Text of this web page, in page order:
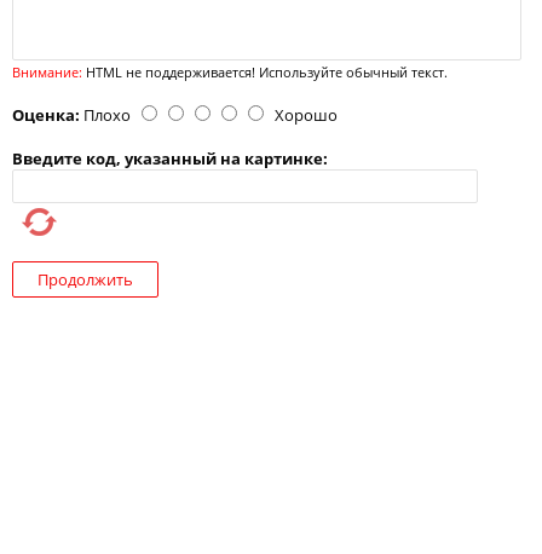
Внимание: HTML не поддерживается! Используйте обычный текст.
Оценка: Плохо
Хорошо
Введите код, указанный на картинке:
Продолжить